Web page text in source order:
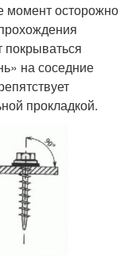
момент осторожно
покрываться
на соседние
прокладкой.